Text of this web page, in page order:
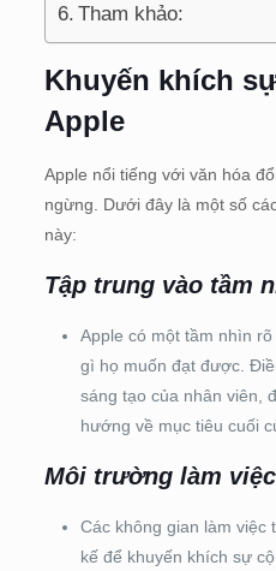
Tham khảo:
Khuyến khích
Apple
Apple nổi tiếng với văn hóa
ngừng. Dưới đây là một số
này:
Tập trung vào tầm
Apple có một tầm nhìn
gì họ muốn đạt được.
sáng tạo của nhân viên,
hướng về mục tiêu cuối
Môi trường làm
Các không gian làm việc
kế để khuyến khích sự